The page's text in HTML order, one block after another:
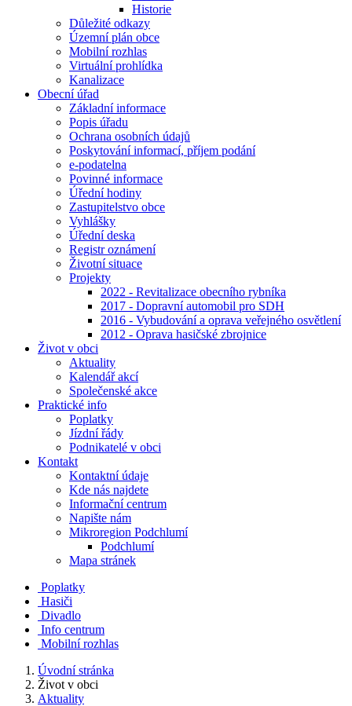
Historie
Důležité odkazy
Územní plán obce
Mobilní rozhlas
Virtuální prohlídka
Kanalizace
Obecní úřad
Základní informace
Popis úřadu
Ochrana osobních údajů
Poskytování informací, příjem podání
e-podatelna
Povinné informace
Úřední hodiny
Zastupitelstvo obce
Vyhlášky
Úřední deska
Registr oznámení
Životní situace
Projekty
2022 - Revitalizace obecního rybníka
2017 - Dopravní automobil pro SDH
2016 - Vybudování a oprava veřejného osvětlení
2012 - Oprava hasičské zbrojnice
Život v obci
Aktuality
Kalendář akcí
Společenské akce
Praktické info
Poplatky
Jízdní řády
Podnikatelé v obci
Kontakt
Kontaktní údaje
Kde nás najdete
Informační centrum
Napište nám
Mikroregion Podchlumí
Podchlumí
Mapa stránek
Poplatky
Hasiči
Divadlo
Info centrum
Mobilní rozhlas
Úvodní stránka
Život v obci
Aktuality